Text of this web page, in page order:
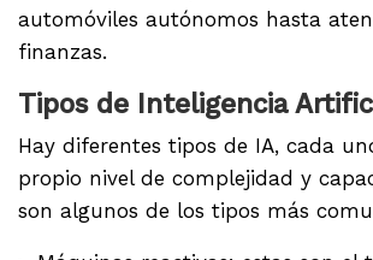
automóviles autónomos hasta
finanzas.
Tipos de Inteligencia
Hay diferentes tipos de IA, cada
propio nivel de complejidad y
son algunos de los tipos más